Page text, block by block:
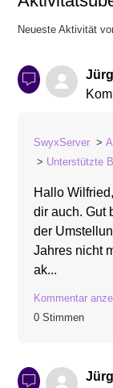
Neueste Aktivität
SwyxServer
Unterstützte
Hallo
dir auch. Gut
der
Jahres nicht
ak...
Kommentar
0 Stimmen